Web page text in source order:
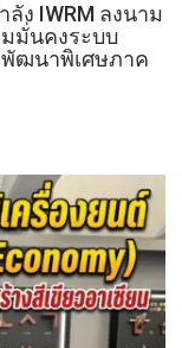
ง IWRM ลงนาม
มั่นคงระบบ
พัฒนาพิเศษภาค